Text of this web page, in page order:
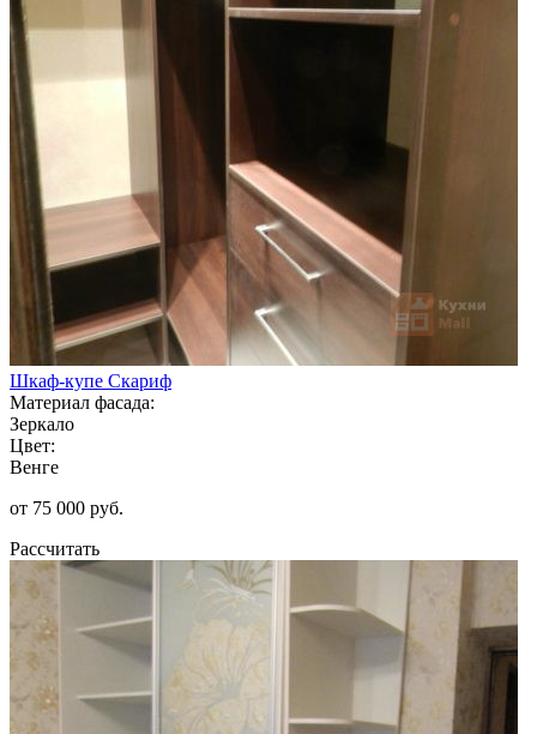
Шкаф-купе Скариф
Материал фасада:
Зеркало
Цвет:
Венге
от 75 000 руб.
Рассчитать